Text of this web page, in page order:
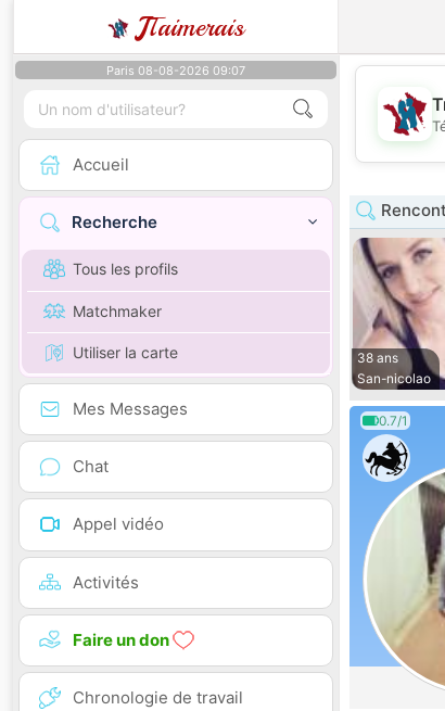
JTaimerais
Paris 08-08-2026 09:07
Accueil
Recherche
Tous les profils
Matchmaker
Utiliser la carte
Mes Messages
Chat
Appel vidéo
Activités
Faire un don
Chronologie de travail
38 ans
San-nicolao
0.7/1